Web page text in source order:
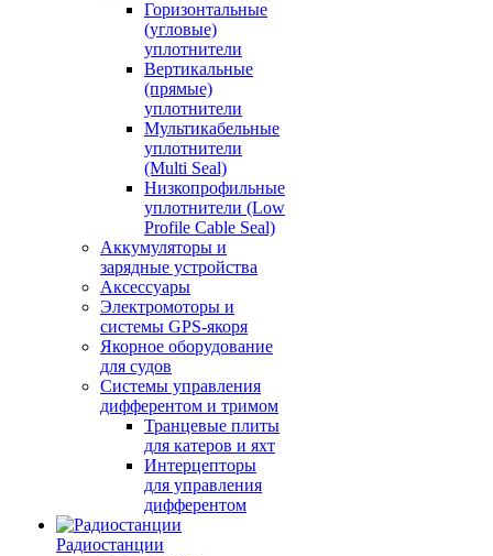
Горизонтальные
(угловые)
уплотнители
Вертикальные
(прямые)
уплотнители
Мультикабельные
уплотнители
(Multi Seal)
Низкопрофильные
уплотнители (Low
Profile Cable Seal)
Аккумуляторы и
зарядные устройства
Аксессуары
Электромоторы и
системы GPS-якоря
Якорное оборудование
для судов
Системы управления
дифферентом и тримом
Транцевые плиты
для катеров и яхт
Интерцепторы
для управления
дифферентом
Радиостанции